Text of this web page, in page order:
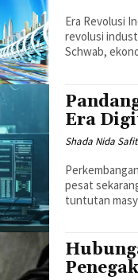
Era Revolusi
revolusi
Schwab,
Era
Shada Nida
pesat
tuntutan